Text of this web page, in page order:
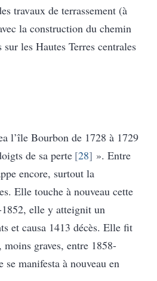
travaux de terrassement (à
la construction du chemin
les Hautes Terres centrales
l’île Bourbon de 1728 à 1729
de sa perte 28 ». Entre
encore, surtout la
Elle touche à nouveau cette
elle y atteignit un
et causa 1413 décès. Elle fit
moins graves, entre 1858-
manifesta à nouveau en